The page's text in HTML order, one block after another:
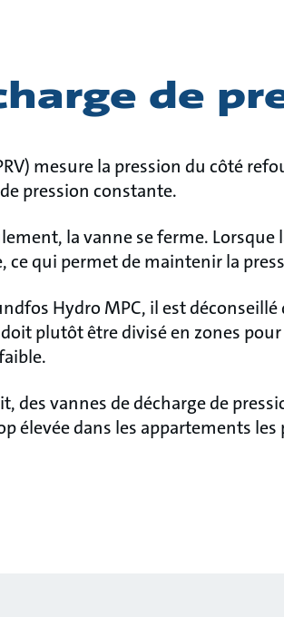
de
mesure la pression du côté
pression constante.
la vanne se ferme.
qui permet de maintenir la
Hydro MPC, il est
plutôt être divisé en zones
des vannes de décharge de
élevée dans les appartements les